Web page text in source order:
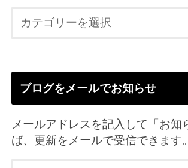
ブログをメールでお知らせ
メールアドレスを記入して「お知
ば、更新をメールで受信できます。